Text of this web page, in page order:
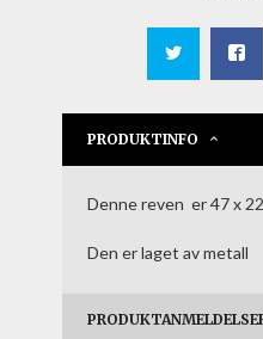
PRODUKTINFO
Denne reven er 47 x
Den er laget av metall